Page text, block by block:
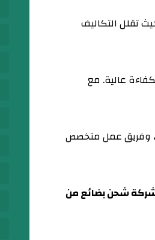
تقلل التكاليف
عالية. مع
وفريق عمل متخصص
شركة شحن بضائع من